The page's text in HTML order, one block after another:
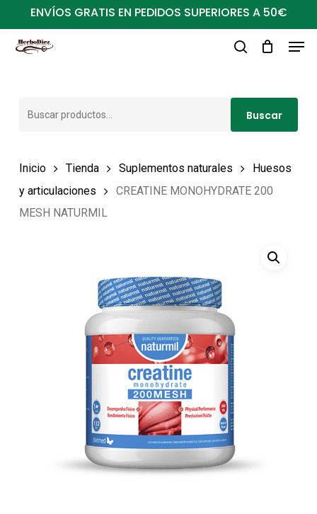
al
contenido
ENVÍOS GRATIS EN PEDIDOS SUPERIORES A 50€
Buscar
Inicio Tienda Suplementos naturales
Huesos
y articulaciones
CREATINE MONOHYDRATE 200
MESH NATURMIL
Close